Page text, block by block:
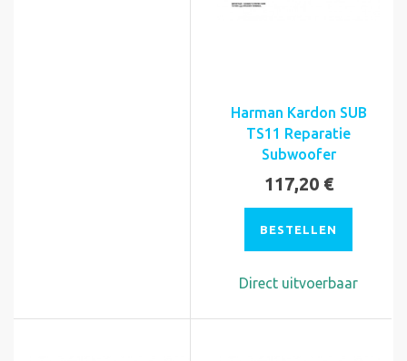
Harman Kardon SUB
TS11 Reparatie
Subwoofer
117,20 €
BESTELLEN
Direct uitvoerbaar